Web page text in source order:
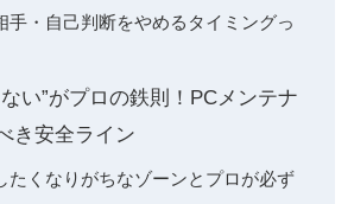
手・自己判断をやめるタイミングっ
い”がプロの鉄則！PCメンテナ
き安全ライン
たくなりがちなゾーンとプロが必ず